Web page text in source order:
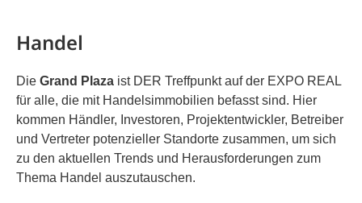
Handel
Die Grand Plaza ist DER Treffpunkt auf der EXPO REAL
für alle, die mit Handelsimmobilien befasst sind. Hier
kommen Händler, Investoren, Projektentwickler, Betreiber
und Vertreter potenzieller Standorte zusammen, um sich
zu den aktuellen Trends und Herausforderungen zum
Thema Handel auszutauschen.